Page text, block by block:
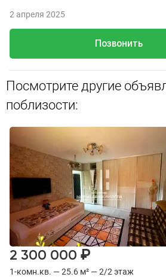
Позвонить
2 апреля 2025
Посмотрите другие
поблизости:
1-комн.кв. — 25.6 м² — 2/2 этаж
2 300 000 ₽